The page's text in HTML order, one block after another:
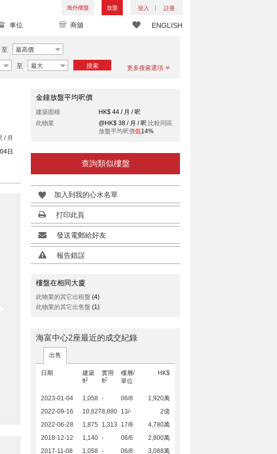
海外樓盤 放盤 登入 註冊
ENGLISH
車位 商舖
至 最高價
至 最大 搜索 更多搜索選項
/ 月
日
金鐘放盤平均呎價
建築面積
HK$ 44 / 月 / 呎
此物業
@HK$ 38 / 月 / 呎 比較同區
放盤平均呎價低14%
查詢類似樓盤
加入到我的心水名單
打印此頁
發送電郵給好友
報告錯誤
樓盤在相同大廈
此物業的其它出租盤 (4)
此物業的其它出售盤 (1)
海富中心2座最近的成交紀錄
出售
日期
建築
ft2
實用
ft2
樓層/
單位
HK$
2023-01-04 1,058 - 06/8
1,920萬
2022-09-16
10,6278,880 13/-
2億
2022-06-28
1,875 1,313 17/8
4,780萬
2018-12-12
1,140 - 06/6
2,800萬
2017-11-08
1,058 - 06/8 3,088萬